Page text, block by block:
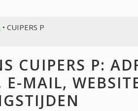
• CUIPERS P
CUIPERS P:
E-MAIL,